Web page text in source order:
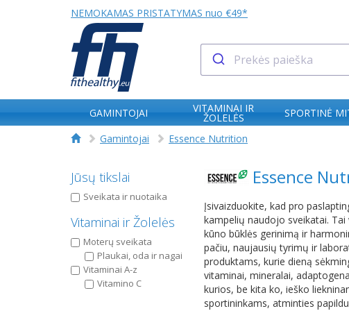
NEMOKAMAS PRISTATYMAS nuo €49*
GAMINTOJAI VITAMINAI IR
ŽOLELĖS SPORTINĖ
Gamintojai
Essence Nutrition
Jūsų tikslai
Sveikata ir nuotaika
Vitaminai ir Žolelės
Moterų sveikata
Plaukai, oda ir nagai
Vitaminai A-z
Vitamino C
Essence
Įsivaizduokite, kad pro
kampelių naudojo sveikatai. Tai
kūno būklės gerinimą ir
pačiu, naujausių tyrimų ir
produktams, kurie dieną
vitaminai, mineralai,
kurios, be kita ko, ieško
sportininkams, atminties